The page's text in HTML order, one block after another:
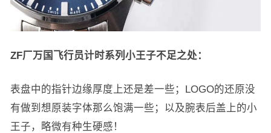
ZF厂万国飞行员计时系列小王子不足之处：
表盘中的指针边缘厚度上还是差一些；LOGO的还原没
有做到想原装字体那么饱满一些；以及腕表后盖上的小
王子，略微有种生硬感！